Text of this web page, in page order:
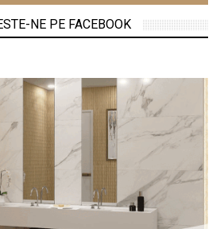
NE PE FACEBOOK